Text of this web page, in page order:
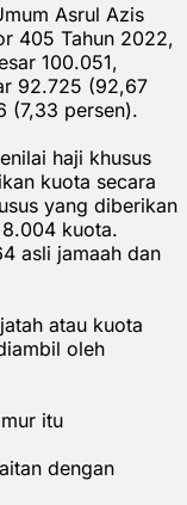
Asrul Azis
405 Tahun 2022,
100.051,
92.725 (92,67
(7,33 persen).
haji khusus
kuota secara
yang diberikan
kuota.
asli jamaah dan
atau kuota
oleh
itu
dengan